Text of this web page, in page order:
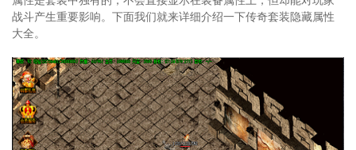
战斗产生重要影响。下面我们就来详细介绍一下传奇套装隐藏属性
大全。